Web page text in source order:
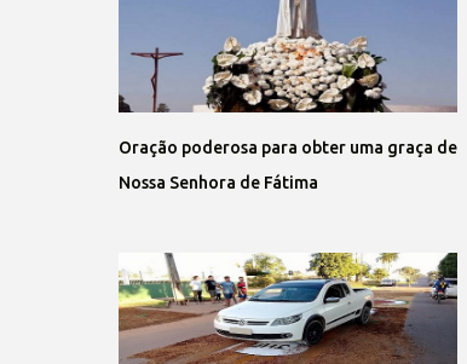
Oração poderosa para obter uma graça de
Nossa Senhora de Fátima